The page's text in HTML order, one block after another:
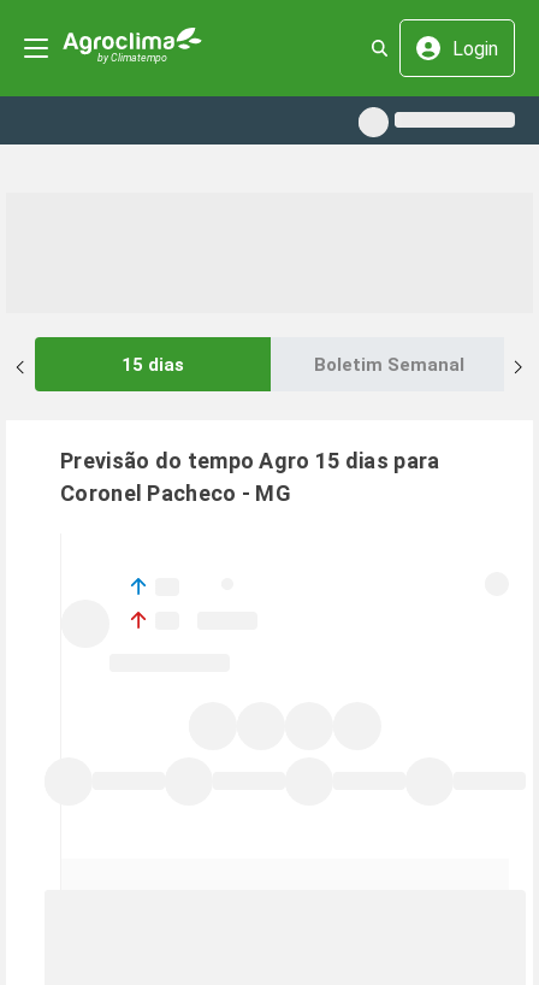
Login
15 dias Boletim Semanal
Previsão do tempo Agro 15 dias para
Coronel Pacheco - MG